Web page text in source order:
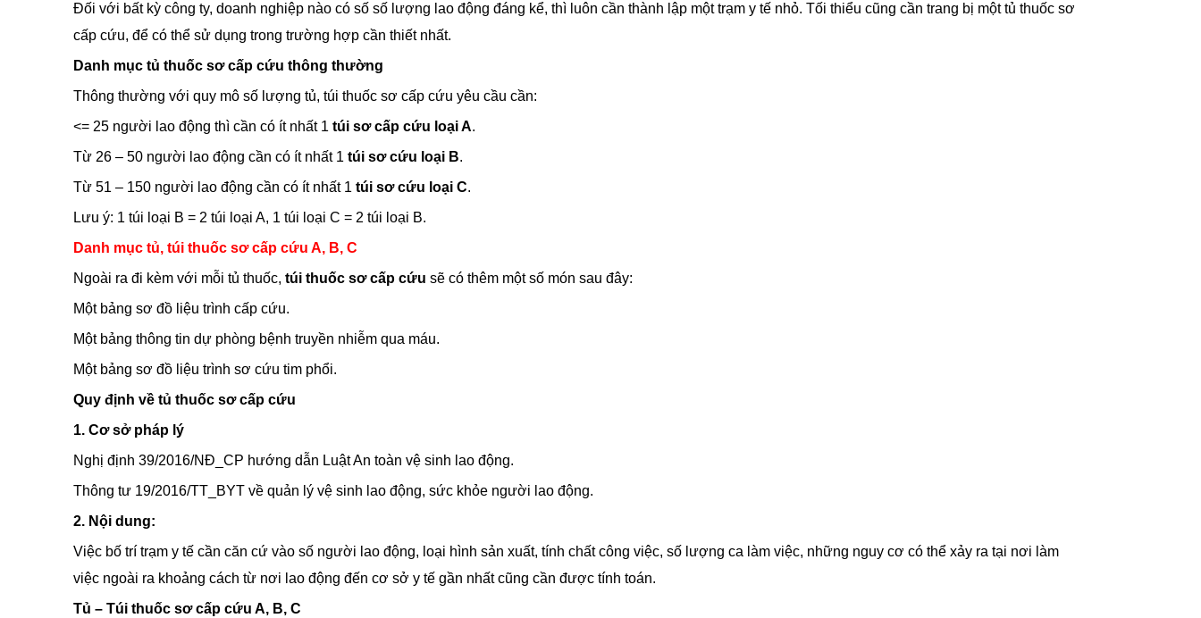
Đối với bất kỳ công ty, doanh nghiệp nào có số số lượng lao động đáng kể, thì luôn cần thành lập một trạm y tế nhỏ. Tối thiểu cũng cần trang bị một tủ thuốc sơ
cấp cứu, để có thể sử dụng trong trường hợp cần thiết nhất.
Danh mục tủ thuốc sơ cấp cứu thông thường
Thông thường với quy mô số lượng tủ, túi thuốc sơ cấp cứu yêu cầu cần:
<= 25 người lao động thì cần có ít nhất 1 túi sơ cấp cứu loại A.
Từ 26 – 50 người lao động cần có ít nhất 1 túi sơ cứu loại B.
Từ 51 – 150 người lao động cần có ít nhất 1 túi sơ cứu loại C.
Lưu ý: 1 túi loại B = 2 túi loại A, 1 túi loại C = 2 túi loại B.
Danh mục tủ, túi thuốc sơ cấp cứu A, B, C
Ngoài ra đi kèm với mỗi tủ thuốc, túi thuốc sơ cấp cứu sẽ có thêm một số món sau đây:
Một bảng sơ đồ liệu trình cấp cứu.
Một bảng thông tin dự phòng bệnh truyền nhiễm qua máu.
Một bảng sơ đồ liệu trình sơ cứu tim phổi.
Quy định về tủ thuốc sơ cấp cứu
1. Cơ sở pháp lý
Nghị định 39/2016/NĐ_CP hướng dẫn Luật An toàn vệ sinh lao động.
Thông tư 19/2016/TT_BYT về quản lý vệ sinh lao động, sức khỏe người lao động.
2. Nội dung:
Việc bố trí trạm y tế cần căn cứ vào số người lao động, loại hình sản xuất, tính chất công việc, số lượng ca làm việc, những nguy cơ có thể xảy ra tại nơi làm
việc ngoài ra khoảng cách từ nơi lao động đến cơ sở y tế gần nhất cũng cần được tính toán.
Tủ – Túi thuốc sơ cấp cứu A, B, C